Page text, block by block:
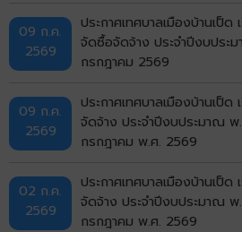
09 ก.ค.
2569
ประกาศเทศบาลเมืองบ้านเป็
จัดซื้อจัดจ้าง ประจำปีงบปร
กรกฎาคม 2569
09 ก.ค.
2569
ประกาศเทศบาลเมืองบ้านเป็
จัดจ้าง ประจำปีงบประมาณ
กรกฎาคม พ.ศ. 2569
02 ก.ค.
2569
ประกาศเทศบาลเมืองบ้านเป็
จัดจ้าง ประจำปีงบประมาณ
กรกฎาคม พ.ศ. 2569